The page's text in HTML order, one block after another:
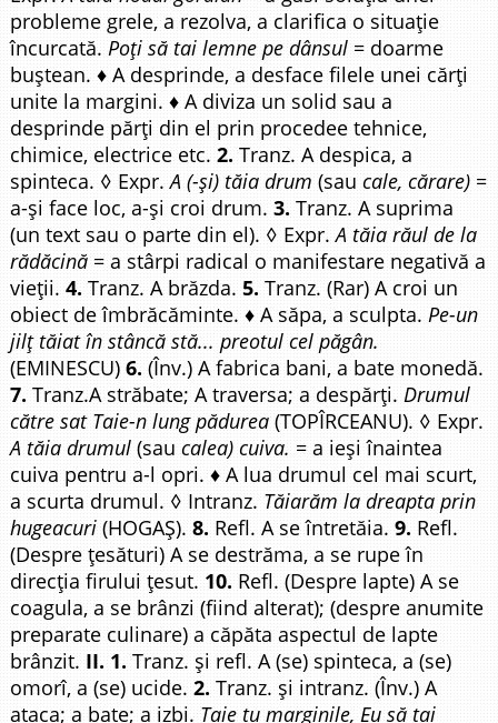
probleme grele, a rezolva, a clarifica o situație
încurcată.Poți să tai lemne pe dânsul = doarme
buștean. ♦ A desprinde, a desface filele unei cărți
unite la margini. ♦ A diviza un solid sau a
desprinde părți din el prin procedee tehnice,
chimice, electrice etc.2. Tranz. A despica, a
spinteca. ◊ Expr.A (-și) tăia drum (saucale, cărare) =
a-și face loc, a-și croi drum.3. Tranz. A suprima
(un text sau o parte din el). ◊ Expr.A tăia răul de la
rădăcină = a stârpi radical o manifestare negativă a
vieții.4. Tranz. A brăzda.5. Tranz. (Rar) A croi un
obiect de îmbrăcăminte. ♦ A săpa, a sculpta.Pe-un
jilț tăiat în stâncă stă... preotul cel păgân.
(EMINESCU)6. (Înv.) A fabrica bani, a bate monedă.
7. Tranz.A străbate; A traversa; a despărți.Drumul
către sat Taie-n lung pădurea (TOPÎRCEANU). ◊ Expr.
A tăia drumul (saucalea) cuiva. = a ieși înaintea
cuiva pentru a-l opri. ♦ A lua drumul cel mai scurt,
a scurta drumul. ◊ Intranz. Tăiarăm la dreapta prin
hugeacuri (HOGAȘ).8. Refl. A se întretăia.9. Refl.
(Despre țesături) A se destrăma, a se rupe în
direcția firului țesut. 10. Refl. (Despre lapte) A se
coagula, a se brânzi (fiind alterat); (despre anumite
preparate culinare) a căpăta aspectul de lapte
brânzit. II. 1. Tranz. și refl. A (se) spinteca, a (se)
omorî, a (se) ucide.2. Tranz. și intranz. (Înv.) A
ataca; a bate; a izbi. Taie tu marginile, Eu să tai